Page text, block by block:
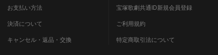
お支払い方法
決済について
キャンセル・返品・交換
宝塚歌劇共通ID新規会員登録
ご利用規約
特定商取引法について